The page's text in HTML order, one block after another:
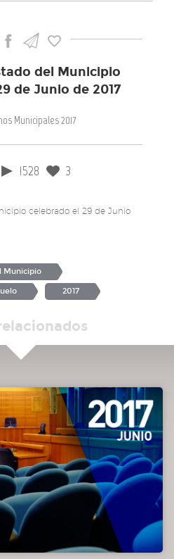
del Municipio
de Junio de 2017
Municipales 2017
1528 3
celebrado el 29 de Junio
Municipio
2017